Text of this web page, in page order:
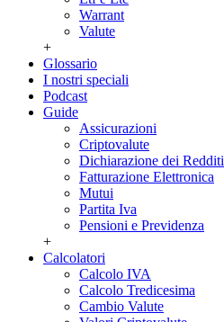
Warrant
Valute
+
Glossario
I nostri speciali
Podcast
Guide
Assicurazioni
Criptovalute
Dichiarazione dei Redditi
Fatturazione Elettronica
Mutui
Partita Iva
Pensioni e Previdenza
+
Calcolatori
Calcolo IVA
Calcolo Tredicesima
Cambio Valute